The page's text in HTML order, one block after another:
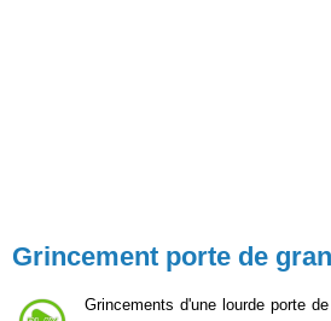
Grincement porte de
Grincements d'une lourde porte